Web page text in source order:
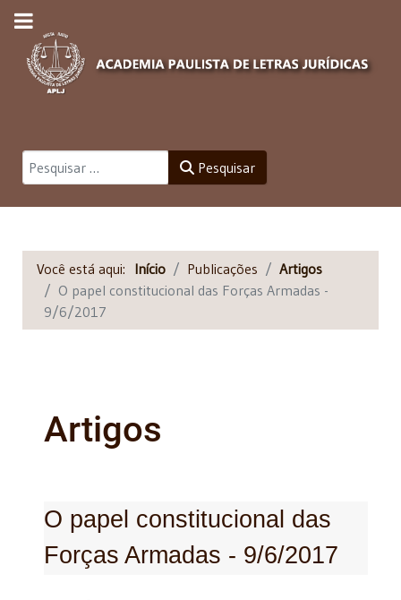
Pesquisar Pesquisar
Você está aqui: Início Publicações
Artigos
O papel constitucional das Forças Armadas -
9/6/2017
Artigos
O papel constitucional das
Forças Armadas - 9/6/2017